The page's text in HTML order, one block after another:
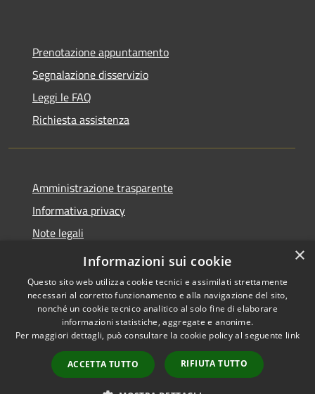
Prenotazione appuntamento
Segnalazione disservizio
Leggi le FAQ
Richiesta assistenza
Amministrazione trasparente
Informativa privacy
Note legali
Dichiarazione di accessibilità
Accessibilità
Copyright © 2026 • Comune di
San Daniele Po • Powered by
Municipium•
Accesso
redazione
×
Informazioni sui cookie
Questo sito web utilizza cookie tecnici e assimilati strettamente
necessari al corretto funzionamento e alla navigazione del sito,
nonché un cookie tecnico analitico al solo fine di elaborare
informazioni statistiche, aggregate e anonime.
Per maggiori dettagli, può consultare la cookie policy al seguente link
ACCETTA TUTTO RIFIUTA TUTTO